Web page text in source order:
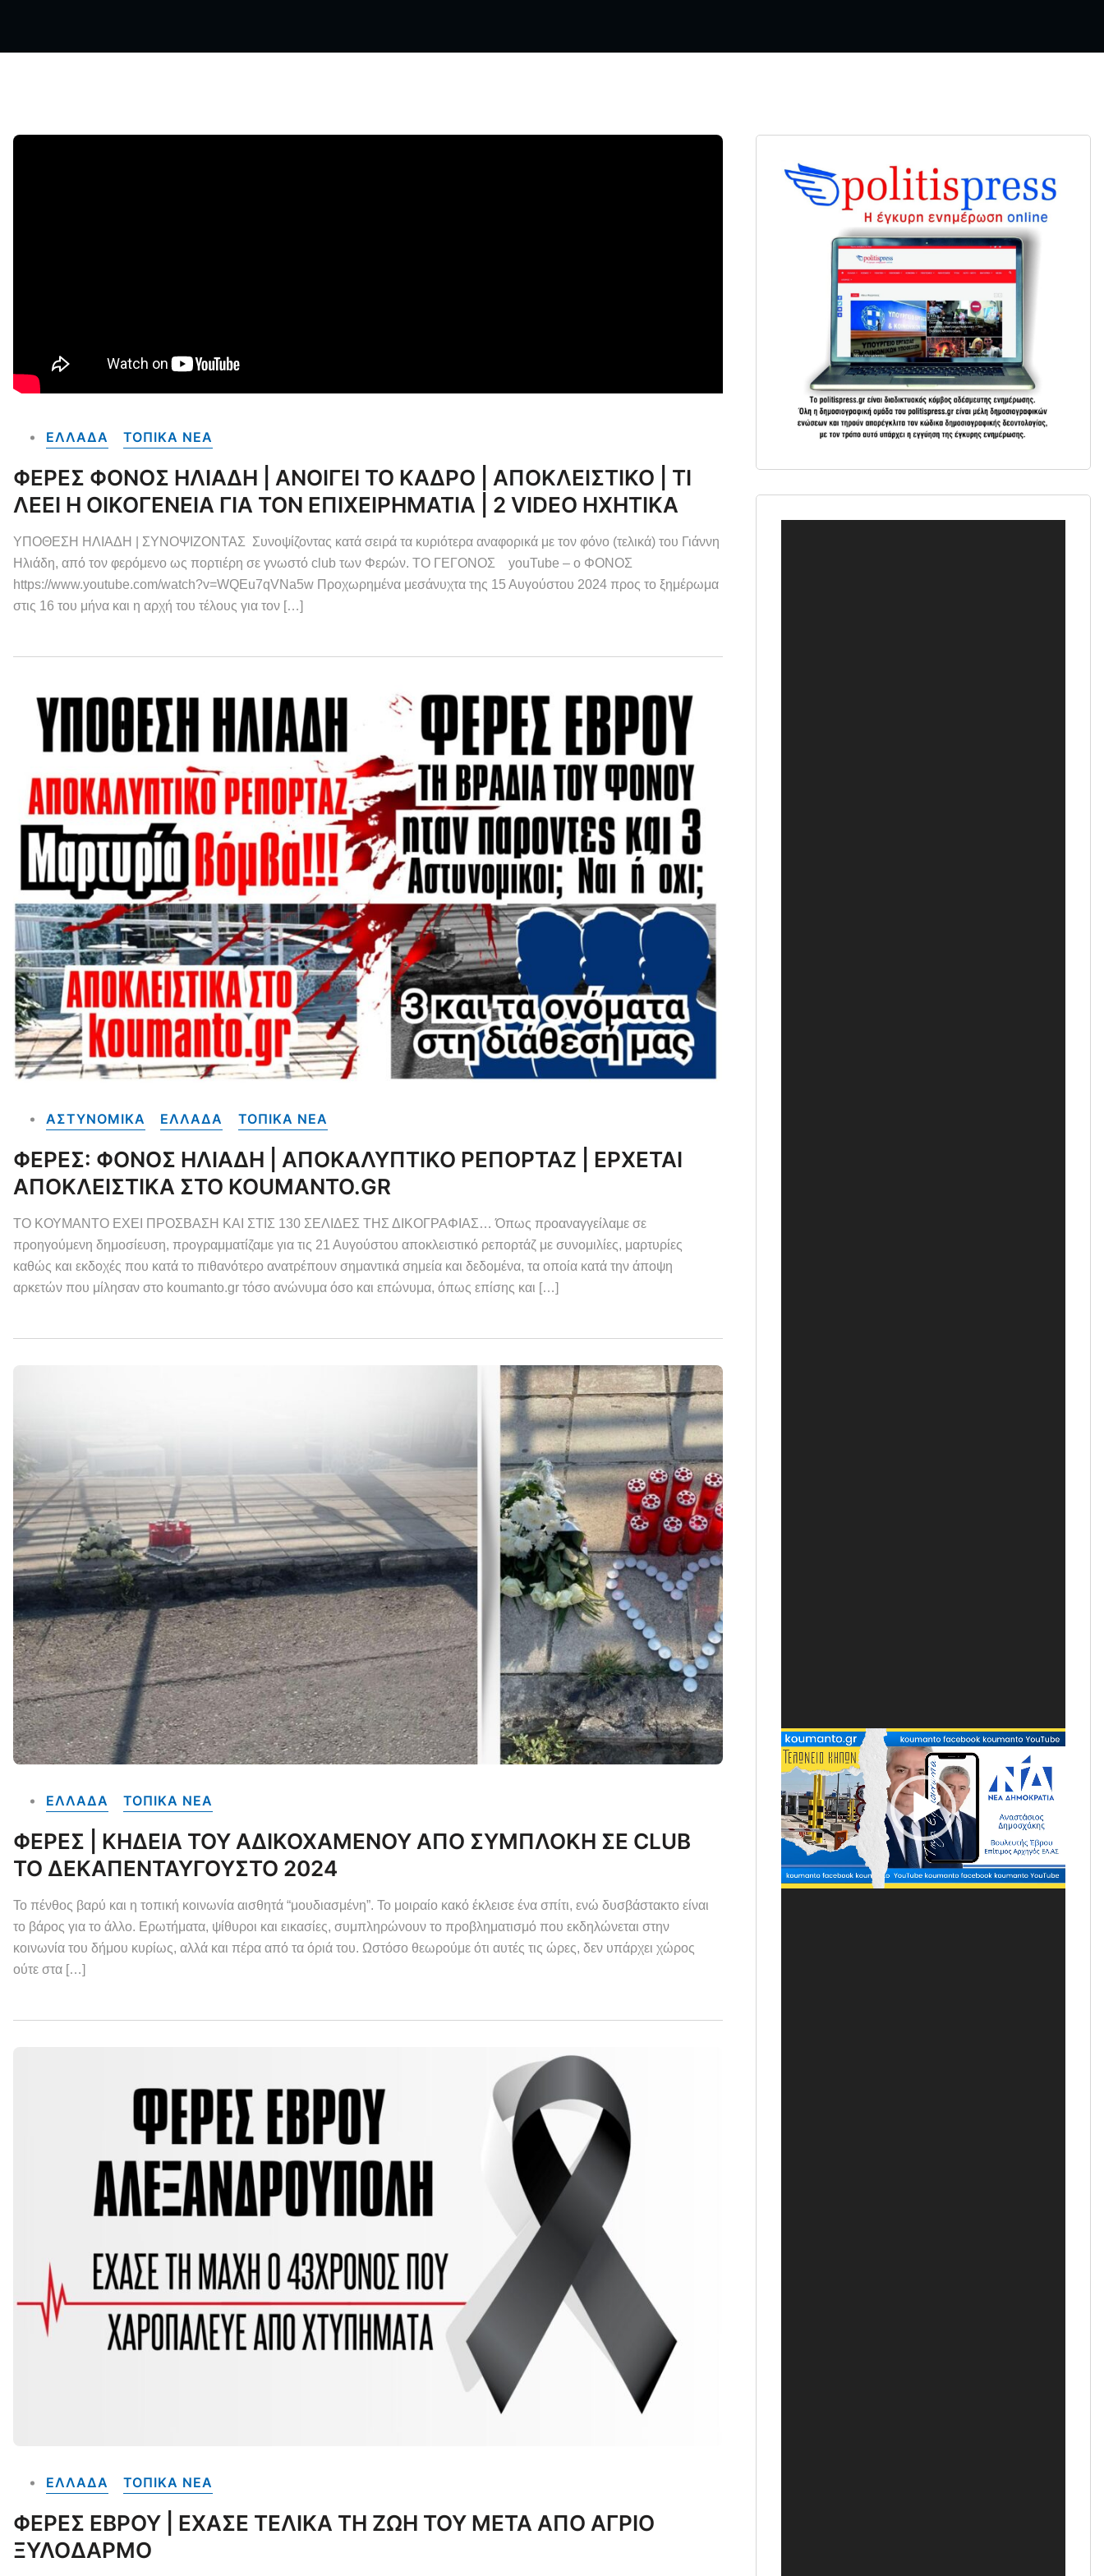
ΕΛΛΑΔΑ ΤΟΠΙΚΑ NEA
ΦΕΡΕΣ ΦΟΝΟΣ ΗΛΙΑΔΗ | ΑΝΟΙΓΕΙ ΤΟ ΚΑΔΡΟ | ΑΠΟΚΛΕΙΣΤΙΚΟ | ΤΙ
ΛΕΕΙ Η ΟΙΚΟΓΕΝΕΙΑ ΓΙΑ ΤΟΝ ΕΠΙΧΕΙΡΗΜΑΤΙΑ | 2 VIDEO ΗΧΗΤΙΚΑ
ΥΠΟΘΕΣΗ ΗΛΙΑΔΗ | ΣΥΝΟΨΙΖΟΝΤΑΣ Συνοψίζοντας κατά σειρά τα κυριότερα αναφορικά με τον φόνο (τελικά) του Γιάννη
Ηλιάδη, από τον φερόμενο ως πορτιέρη σε γνωστό club των Φερών. ΤΟ ΓΕΓΟΝΟΣ youTube – ο ΦΟΝΟΣ
https://www.youtube.com/watch?v=WQEu7qVNa5w Προχωρημένα μεσάνυχτα της 15 Αυγούστου 2024 προς το ξημέρωμα
στις 16 του μήνα και η αρχή του τέλους για τον […]
ΑΣΤΥΝΟΜΙΚΑ ΕΛΛΑΔΑ ΤΟΠΙΚΑ NEA
ΦΕΡΕΣ: ΦΟΝΟΣ ΗΛΙΑΔΗ | ΑΠΟΚΑΛΥΠΤΙΚΟ ΡΕΠΟΡΤΑΖ | ΕΡΧΕΤΑΙ
ΑΠΟΚΛΕΙΣΤΙΚΑ ΣΤΟ KOUMANTO.GR
ΤΟ ΚΟΥΜΑΝΤΟ ΕΧΕΙ ΠΡΟΣΒΑΣΗ ΚΑΙ ΣΤΙΣ 130 ΣΕΛΙΔΕΣ ΤΗΣ ΔΙΚΟΓΡΑΦΙΑΣ… Όπως προαναγγείλαμε σε
προηγούμενη δημοσίευση, προγραμματίζαμε για τις 21 Αυγούστου αποκλειστικό ρεπορτάζ με συνομιλίες, μαρτυρίες
καθώς και εκδοχές που κατά το πιθανότερο ανατρέπουν σημαντικά σημεία και δεδομένα, τα οποία κατά την άποψη
αρκετών που μίλησαν στο koumanto.gr τόσο ανώνυμα όσο και επώνυμα, όπως επίσης και […]
ΕΛΛΑΔΑ ΤΟΠΙΚΑ NEA
ΦΕΡΕΣ | ΚΗΔΕΙΑ ΤΟΥ ΑΔΙΚΟΧΑΜΕΝΟΥ ΑΠΟ ΣΥΜΠΛΟΚΗ ΣΕ CLUB
ΤΟ ΔΕΚΑΠΕΝΤΑΥΓΟΥΣΤΟ 2024
Το πένθος βαρύ και η τοπική κοινωνία αισθητά “μουδιασμένη”. Το μοιραίο κακό έκλεισε ένα σπίτι, ενώ δυσβάστακτο είναι
το βάρος για το άλλο. Ερωτήματα, ψίθυροι και εικασίες, συμπληρώνουν το προβληματισμό που εκδηλώνεται στην
κοινωνία του δήμου κυρίως, αλλά και πέρα από τα όριά του. Ωστόσο θεωρούμε ότι αυτές τις ώρες, δεν υπάρχει χώρος
ούτε στα […]
ΕΛΛΑΔΑ ΤΟΠΙΚΑ NEA
ΦΕΡΕΣ ΕΒΡΟΥ | ΕΧΑΣΕ ΤΕΛΙΚΑ ΤΗ ΖΩΗ ΤΟΥ ΜΕΤΑ ΑΠΟ ΑΓΡΙΟ
ΞΥΛΟΔΑΡΜΟ